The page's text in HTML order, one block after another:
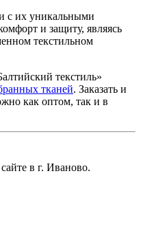
с их уникальными
и защиту, являясь
текстильном
текстиль»
тканей. Заказать и
как оптом, так и в
в г. Иваново.